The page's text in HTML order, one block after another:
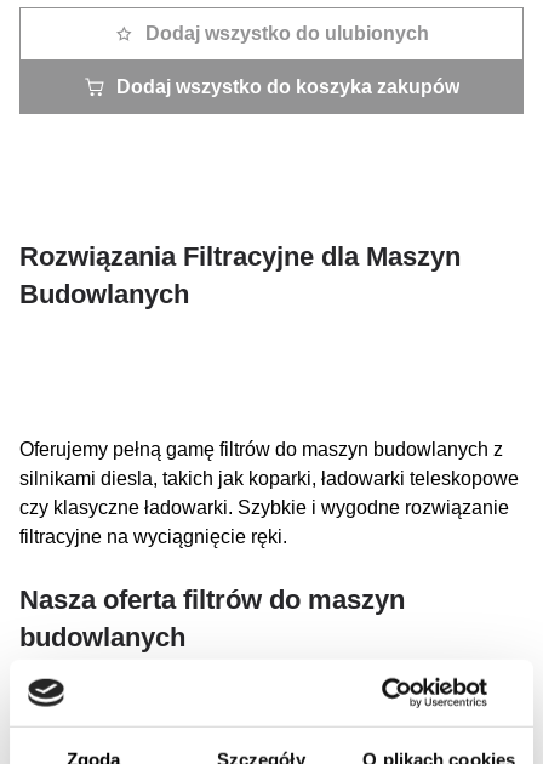
Zgoda Szczegóły O plikach cookies
Dodaj wszystko do ulubionych
Dodaj wszystko do koszyka zakupów
Rozwiązania Filtracyjne dla Maszyn
Budowlanych
Oferujemy pełną gamę filtrów do maszyn budowlanych z
silnikami diesla, takich jak koparki, ładowarki teleskopowe
czy klasyczne ładowarki. Szybkie i wygodne rozwiązanie
filtracyjne na wyciągnięcie ręki.
Nasza oferta filtrów do maszyn
budowlanych
Maszyna budowlana może mieć różne rodzaje systemów
filtracyjnych, takie jak: filtr powietrza, filtr hydrauliczny, filtr
chłodziwa, filtr oleju, filtr paliwa, filtr niebieski, filtr